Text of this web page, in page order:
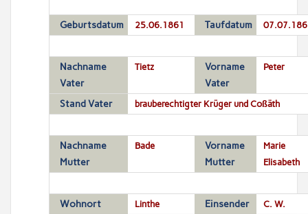
Geburtsdatum 25.06.1861 Taufdatum
Nachname
Vater
Tietz
Vorname
Vater
Peter
Stand Vater brauberechtigter Krüger und Coßäth
Nachname
Mutter
Bade
Vorname
Mutter
Marie
Elisabeth
Wohnort Linthe Einsender C. W.